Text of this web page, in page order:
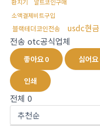
환치기
알트코인구매
소액결제비트구입
블랙테더코인전송 usdc현
전송 otc공식업체
좋아요0 싫어요
인쇄
전체 0